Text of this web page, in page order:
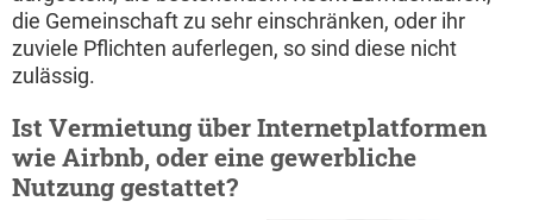
die Gemeinschaft zu sehr einschränken, oder ihr
zuviele Pflichten auferlegen, so sind diese nicht
zulässig.
Ist Vermietung über Internetplatformen
wie Airbnb, oder eine gewerbliche
Nutzung gestattet?